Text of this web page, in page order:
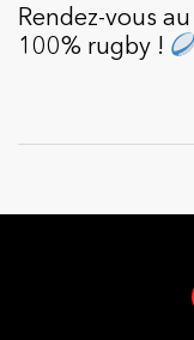
Rendez-vous
100% rugby !